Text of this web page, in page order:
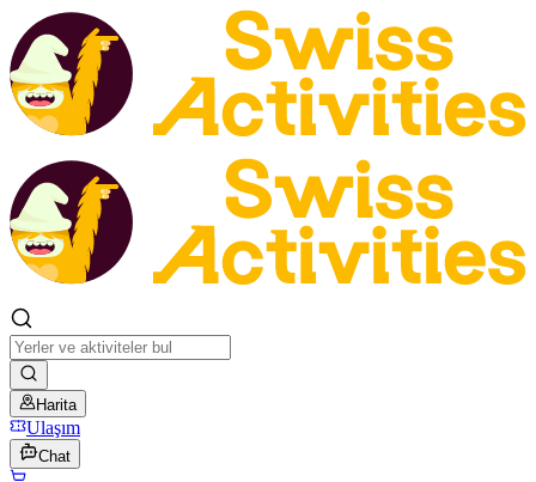
Harita
Ulaşım
Chat